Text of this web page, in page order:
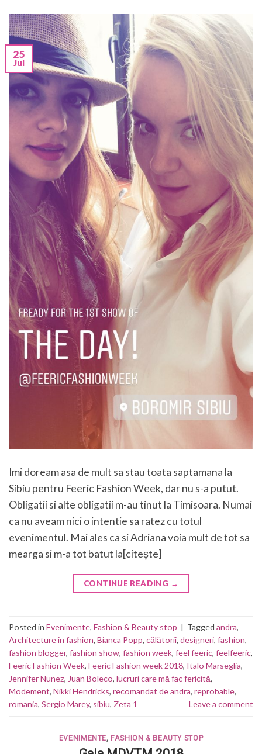
25
Jul
Imi doream asa de mult sa stau toata saptamana la
Sibiu pentru Feeric Fashion Week, dar nu s-a putut.
Obligatii si alte obligatii m-au tinut la Timisoara. Numai
ca nu aveam nici o intentie sa ratez cu totul
evenimentul. Mai ales ca si Adriana voia mult de tot sa
mearga si m-a tot batut la[citește]
CONTINUE READING →
Posted in Evenimente, Fashion & Beauty stop | Tagged andra,
Architecture in fashion, Bianca Popp, călătorii, designeri, fashion,
fashion blogger, fashion show, fashion week, feel feeric, feelfeeric,
Feeric Fashion Week, Feeric Fashion week 2018, Italo Marseglia,
Jennifer Nunez, Juan Boleco, lucruri care mă fac fericită,
Modement, Nikki Hendricks, recomandat de andra, reprobable,
romania, Sergio Marey, sibiu, Zeta 1 Leave a comment
EVENIMENTE, FASHION & BEAUTY STOP